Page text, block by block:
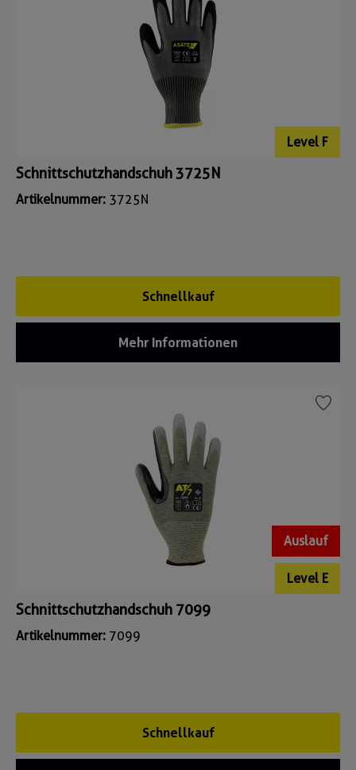
Level F
Schnittschutzhandschuh 3725N
Artikelnummer: 3725N
Schnellkauf
Mehr Informationen
Auslauf
Level E
Schnittschutzhandschuh 7099
Artikelnummer: 7099
Schnellkauf